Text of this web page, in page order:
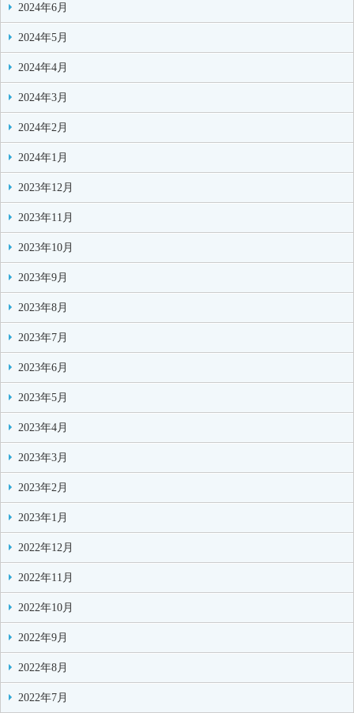
2024年6月
2024年5月
2024年4月
2024年3月
2024年2月
2024年1月
2023年12月
2023年11月
2023年10月
2023年9月
2023年8月
2023年7月
2023年6月
2023年5月
2023年4月
2023年3月
2023年2月
2023年1月
2022年12月
2022年11月
2022年10月
2022年9月
2022年8月
2022年7月